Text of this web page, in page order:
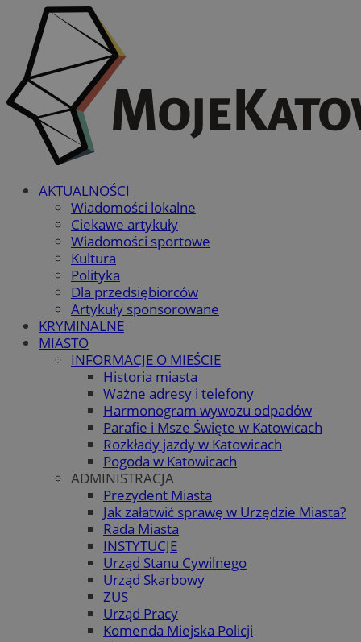
AKTUALNOŚCI
Wiadomości lokalne
Ciekawe artykuły
Wiadomości sportowe
Kultura
Polityka
Dla przedsiębiorców
Artykuły sponsorowane
KRYMINALNE
MIASTO
INFORMACJE O MIEŚCIE
Historia miasta
Ważne adresy i telefony
Harmonogram wywozu odpadów
Parafie i Msze Święte w Katowicach
Rozkłady jazdy w Katowicach
Pogoda w Katowicach
ADMINISTRACJA
Prezydent Miasta
Jak załatwić sprawę w Urzędzie Miasta?
Rada Miasta
INSTYTUCJE
Urząd Stanu Cywilnego
Urząd Skarbowy
ZUS
Urząd Pracy
Komenda Miejska Policji